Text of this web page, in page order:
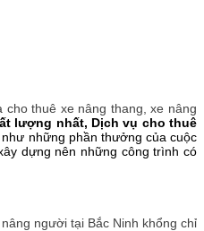
thuê xe nâng thang, xe nâng
lượng nhất, Dịch vụ cho thuê
như những phần thưởng của cuộc
dựng nên những công trình có
người tại Bắc Ninh khổng chỉ